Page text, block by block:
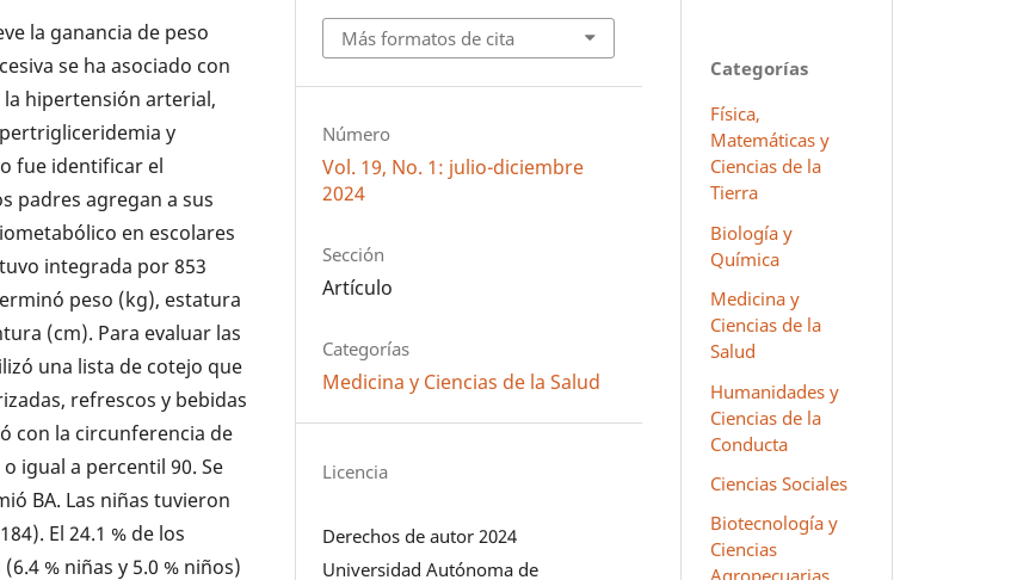
la ganancia de peso
se ha asociado con
hipertensión arterial,
y
fue identificar el
padres agregan a sus
en escolares
integrada por 853
peso (kg), estatura
(cm). Para evaluar las
una lista de cotejo que
refrescos y bebidas
con la circunferencia de
igual a percentil 90. Se
BA. Las niñas tuvieron
El 24.1 % de los
% niñas y 5.0 % niños)
Más formatos de cita
Número
Vol. 19, No. 1: julio-diciembre
2024
Sección
Artículo
Categorías
Medicina y Ciencias de la Salud
Licencia
Derechos de autor 2024
Universidad Autónoma de
Categorías
Física,
Matemáticas y
Ciencias de la
Tierra
Biología y
Química
Medicina y
Ciencias de la
Salud
Humanidades y
Ciencias de la
Conducta
Ciencias Sociales
Biotecnología y
Ciencias